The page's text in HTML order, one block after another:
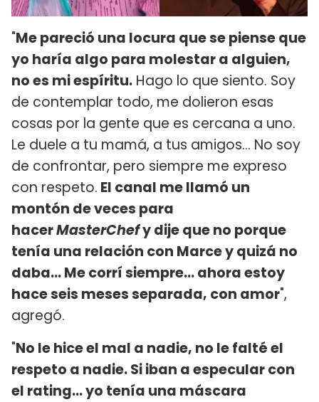
"Me pareció una locura que se piense que
yo haría algo para molestar a alguien,
no es mi espíritu. Hago lo que siento. Soy
de contemplar todo, me dolieron esas
cosas por la gente que es cercana a uno.
Le duele a tu mamá, a tus amigos... No soy
de confrontar, pero siempre me expreso
con respeto. El canal me llamó un
montón de veces para
hacerMasterChefy dije que no porque
tenía una relación con Marce y quizá no
daba... Me corrí siempre... ahora estoy
hace seis meses separada, con amor",
agregó.
"No le hice el mal a nadie, no le falté el
respeto a nadie. Si iban a especular con
el rating... yo tenía una máscara